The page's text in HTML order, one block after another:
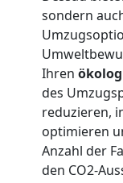
sondern
Ihren
des
reduzieren,
optimieren
Anzahl der
den CO2-
Umzug
Wiener